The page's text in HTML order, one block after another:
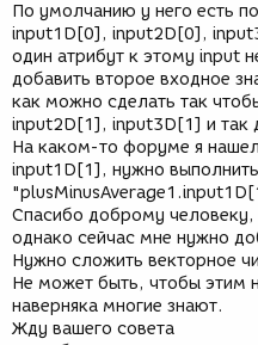
По умолчанию у него есть
input1D[0], input2D[0],
один атрибут к этому input
добавить второе входное
как можно сделать так
input2D[1], input3D[1] и так
На каком-то форуме я
input1D[1], нужно
Спасибо доброму
однако сейчас мне нужно
Нужно сложить векторное
Не может быть, чтобы этим
наверняка многие знают.
Жду вашего совета